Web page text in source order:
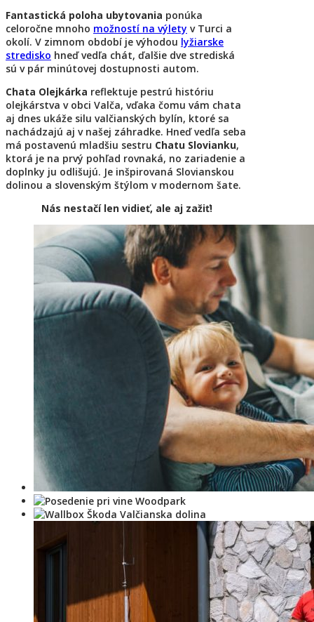
Fantastická poloha ubytovania ponúka
celoročne mnoho možností na výlety v Turci a
okolí. V zimnom období je výhodou lyžiarske
stredisko hneď vedľa chát, ďalšie dve strediská
sú v pár minútovej dostupnosti autom.
Chata Olejkárka reflektuje pestrú históriu
olejkárstva v obci Valča, vďaka čomu vám chata
aj dnes ukáže silu valčianských bylín, ktoré sa
nachádzajú aj v našej záhradke. Hneď vedľa seba
má postavenú mladšiu sestru Chatu Slovianku,
ktorá je na prvý pohľad rovnaká, no zariadenie a
doplnky ju odlišujú. Je inšpirovaná Slovianskou
dolinou a slovenským štýlom v modernom šate.
Nás nestačí len vidieť, ale aj zažiť!